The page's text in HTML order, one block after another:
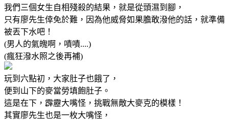
我們三個女生自相殘殺的結果，就是從頭濕到腳，
只有廖先生倖免於難，因為他威脅如果膽敢潑他的話，就準備
被丟下水吧！
(男人的氣魄啊，嘖嘖....)
(瘋狂潑水照之後再補)
玩到六點初，大家肚子也餓了，
便到山下的麥當勞填飽肚子。
這是在下，霹靂大嘴怪，挑戰無敵大麥克的模樣！
其實廖先生也是一枚大嘴怪，